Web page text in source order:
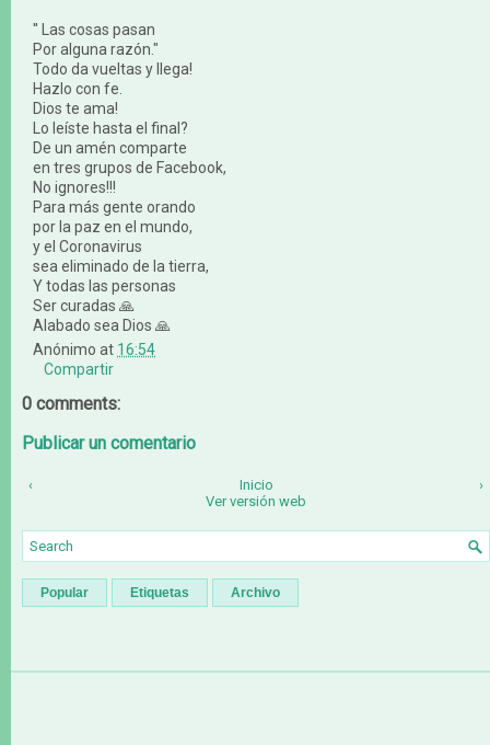
′′ Las cosas pasan
Por alguna razón."
Todo da vueltas y llega!
Hazlo con fe.
Dios te ama!
Lo leíste hasta el final?
De un amén comparte
en tres grupos de Facebook,
No ignores!!!
Para más gente orando
por la paz en el mundo,
y el Coronavirus
sea eliminado de la tierra,
Y todas las personas
Ser curadas 🙏
Alabado sea Dios 🙏
Anónimo at 16:54
Compartir
0 comments:
Publicar un comentario
‹ ›
Inicio
Ver versión web
Popular Etiquetas Archivo